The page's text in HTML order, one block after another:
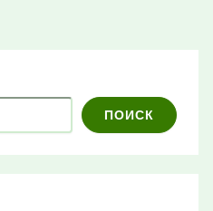
ПОИСК